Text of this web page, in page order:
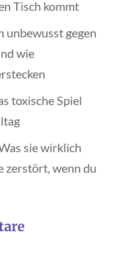
Tisch kommt
unbewusst gegen
wie
toxische Spiel
sie wirklich
zerstört, wenn du